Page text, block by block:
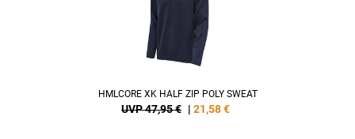
HMLCORE XK HALF ZIP POLY SWEAT
UVP 47,95 € | 21,58€